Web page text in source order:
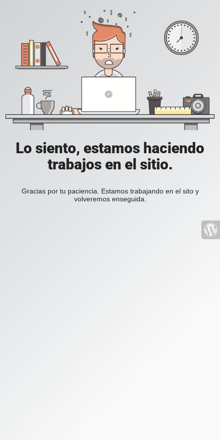
Lo siento, estamos haciendo
trabajos en el sitio.
Gracias por tu paciencia. Estamos trabajando en el sito y
volveremos enseguida.